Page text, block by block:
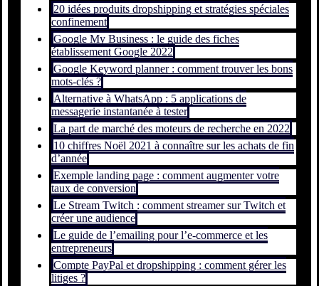
20 idées produits dropshipping et stratégies spéciales
confinement
Google My Business : le guide des fiches
établissement Google 2022
Google Keyword planner : comment trouver les bons
mots-clés ?
Alternative à WhatsApp : 5 applications de
messagerie instantanée à tester
La part de marché des moteurs de recherche en 2022
10 chiffres Noël 2021 à connaître sur les achats de fin
d’année
Exemple landing page : comment augmenter votre
taux de conversion
Le Stream Twitch : comment streamer sur Twitch et
créer une audience
Le guide de l’emailing pour l’e-commerce et les
entrepreneurs
Compte PayPal et dropshipping : comment gérer les
litiges ?